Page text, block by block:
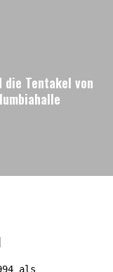
die Tentakel von
als